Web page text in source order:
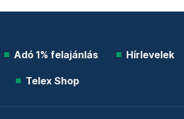
Adó 1% felajánlás Hírlevelek
Telex Shop